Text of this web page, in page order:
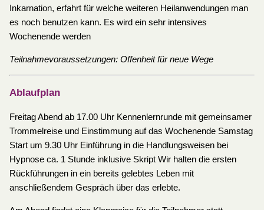
Inkarnation, erfahrt für welche weiteren Heilanwendungen man
es noch benutzen kann. Es wird ein sehr intensives
Wochenende werden
Teilnahmevoraussetzungen: Offenheit für neue Wege
Ablaufplan
Freitag Abend ab 17.00 Uhr Kennenlernrunde mit gemeinsamer
Trommelreise und Einstimmung auf das Wochenende Samstag
Start um 9.30 Uhr Einführung in die Handlungsweisen bei
Hypnose ca. 1 Stunde inklusive Skript Wir halten die ersten
Rückführungen in ein bereits gelebtes Leben mit
anschließendem Gespräch über das erlebte.